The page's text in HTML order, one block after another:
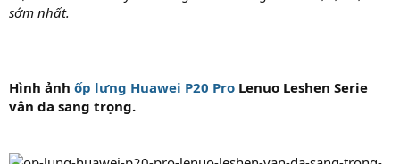
sớm nhất.
Hình ảnh ốp lưng Huawei P20 Pro Lenuo Leshen Serie
vân da sang trọng.